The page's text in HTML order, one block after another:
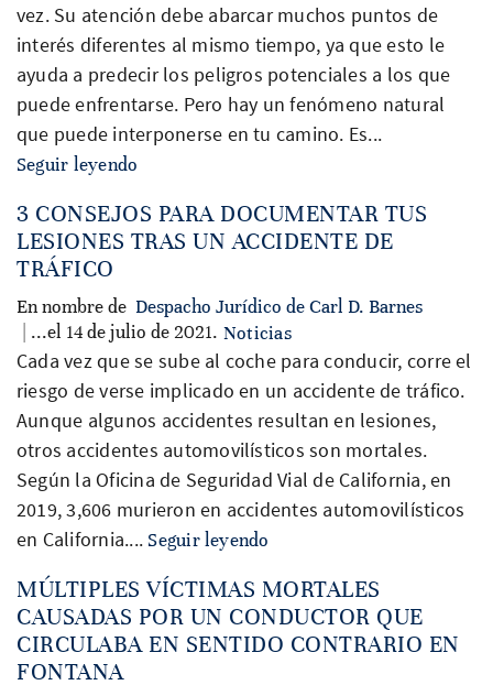
vez. Su atención debe abarcar muchos puntos de
interés diferentes al mismo tiempo, ya que esto le
ayuda a predecir los peligros potenciales a los que
puede enfrentarse. Pero hay un fenómeno natural
que puede interponerse en tu camino. Es...
Seguir leyendo
3 CONSEJOS PARA DOCUMENTAR TUS
LESIONES TRAS UN ACCIDENTE DE
TRÁFICO
En nombre de Despacho Jurídico de Carl D. Barnes
| ...el 14 de julio de 2021. Noticias
Cada vez que se sube al coche para conducir, corre el
riesgo de verse implicado en un accidente de tráfico.
Aunque algunos accidentes resultan en lesiones,
otros accidentes automovilísticos son mortales.
Según la Oficina de Seguridad Vial de California, en
2019, 3,606 murieron en accidentes automovilísticos
en California.... Seguir leyendo
MÚLTIPLES VÍCTIMAS MORTALES
CAUSADAS POR UN CONDUCTOR QUE
CIRCULABA EN SENTIDO CONTRARIO EN
FONTANA